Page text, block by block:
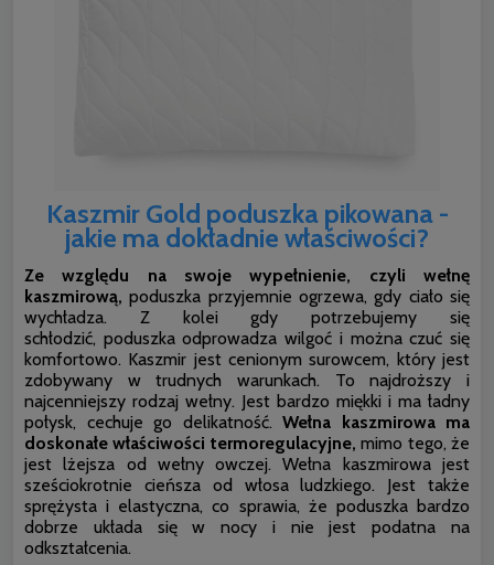
Kaszmir Gold poduszka pikowana -
jakie ma dokładnie właściwości?
Ze względu na swoje wypełnienie, czyli wełnę
kaszmirową, poduszka przyjemnie ogrzewa, gdy ciało się
wychładza. Z kolei gdy potrzebujemy się
schłodzić, poduszka odprowadza wilgoć i można czuć się
komfortowo. Kaszmir jest cenionym surowcem, który jest
zdobywany w trudnych warunkach. To najdroższy i
najcenniejszy rodzaj wełny. Jest bardzo miękki i ma ładny
połysk, cechuje go delikatność. Wełna kaszmirowa ma
doskonałe właściwości termoregulacyjne, mimo tego, że
jest lżejsza od wełny owczej. Wełna kaszmirowa jest
sześciokrotnie cieńsza od włosa ludzkiego. Jest także
sprężysta i elastyczna, co sprawia, że poduszka bardzo
dobrze układa się w nocy i nie jest podatna na
odkształcenia.